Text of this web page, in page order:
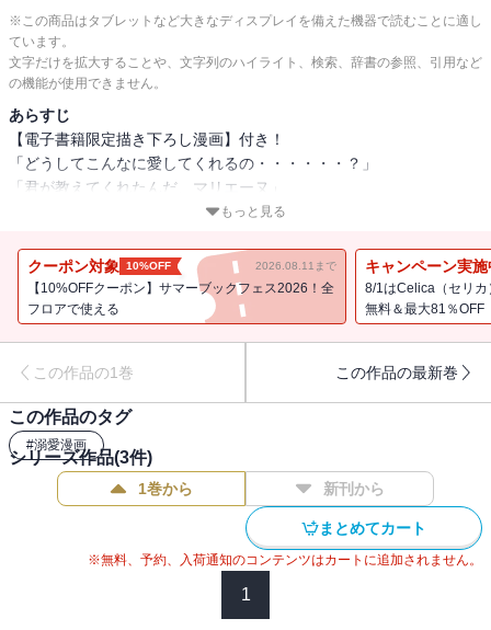
※この商品はタブレットなど大きなディスプレイを備えた機器で読むことに適し
ています。
文字だけを拡大することや、文字列のハイライト、検索、辞書の参照、引用など
の機能が使用できません。
あらすじ
【電子書籍限定描き下ろし漫画】付き！
「どうしてこんなに愛してくれるの・・・・・・？」
「君が教えてくれたんだ、マリエーヌ」
愛を見つけた冷血公爵×不遇なおっとり女神令嬢のやり直し溺愛ファ
描き下ろし漫画＆原作者書き下ろし小説W収録！
原作第2巻同日発売！
【あらすじ】
“冷血公爵”と噂されるアレクシア公爵の元へ嫁いだ男爵令嬢・マリエ
ーヌ。
屋敷に閉じ込められ、名前すら呼ばれなかった孤独な結婚生活が、
ある日を境に一変。
「君を愛してる」「僕の女神」「そばにいてくれ」「君の香りで部
冷酷無慈悲なはずの夫が、真摯な瞳で愛を囁き、猛烈に溺愛してき
宝石まみれの花束を贈られ、恋愛指南書の胸キュンテクニックで口
もっと見る
クーポン対象 10%OFF 2026.08.11まで
【10%OFFクーポン】サマーブックフェス2026！全
フロアで使える
キャンペーン実施
8/1はCelica（セリ
無料＆最大81％OFF
この作品の1巻 この作品の最新巻
この作品のタグ
#溺愛漫画
シリーズ作品(3件)
1巻から 新刊から
まとめてカート
※無料、予約、入荷通知のコンテンツはカートに追加されません。
1